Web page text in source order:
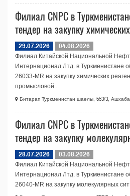
Филиал CNPC в
тендер на закупку
29.07.2026
04.08.2026
Филиал Китайской Национальной
Интернационал Лтд. в Туркменистане
26033-МR на закупку химических
промысловой...
Битарап Туркменистан шаелы, 553/3,
Филиал CNPC в
тендер на закупку
28.07.2026
03.08.2026
Филиал Китайской Национальной
Интернационал Лтд. в Туркменистане
26040-МR на закупку молекулярных